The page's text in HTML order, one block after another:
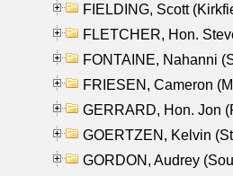
FIELDING, Scott
FLETCHER, Hon.
FONTAINE, Nahanni
FRIESEN, Cameron
GERRARD, Hon. Jon
GOERTZEN, Kelvin
GORDON, Audrey